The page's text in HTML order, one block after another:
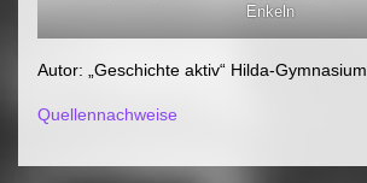
Enkeln
Autor: „Geschichte aktiv“ Hilda-Gymnasium
Quellennachweise